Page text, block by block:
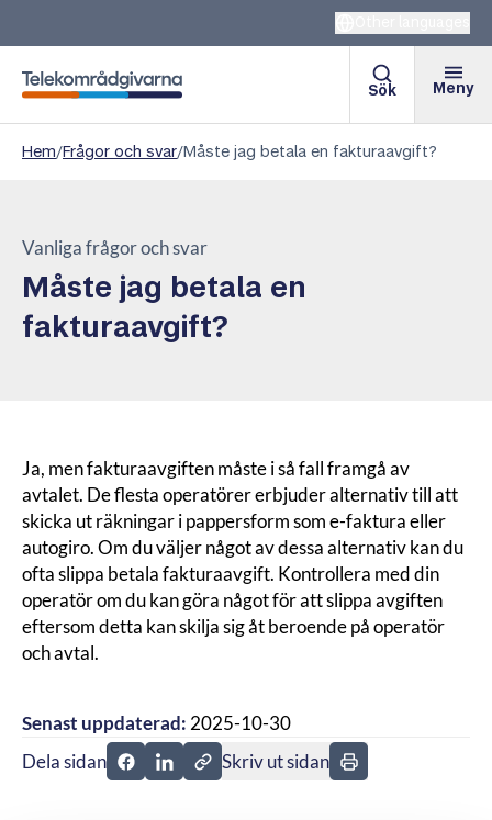
Telekområdgivarna
Sök Meny
Hem/Frågor och svar/Måste jag betala en fakturaavgift?
Vanliga frågor och svar
Måste jag betala en
fakturaavgift?
Ja, men fakturaavgiften måste i så fall framgå av
avtalet. De flesta operatörer erbjuder alternativ till att
skicka ut räkningar i pappersform som e-faktura eller
autogiro. Om du väljer något av dessa alternativ kan du
ofta slippa betala fakturaavgift. Kontrollera med din
operatör om du kan göra något för att slippa avgiften
eftersom detta kan skilja sig åt beroende på operatör
och avtal.
Senast uppdaterad: 2025-10-30
Dela sidan
Dela sidan på Facebook
Dela sidan på Linkedin
Skriv ut sidan